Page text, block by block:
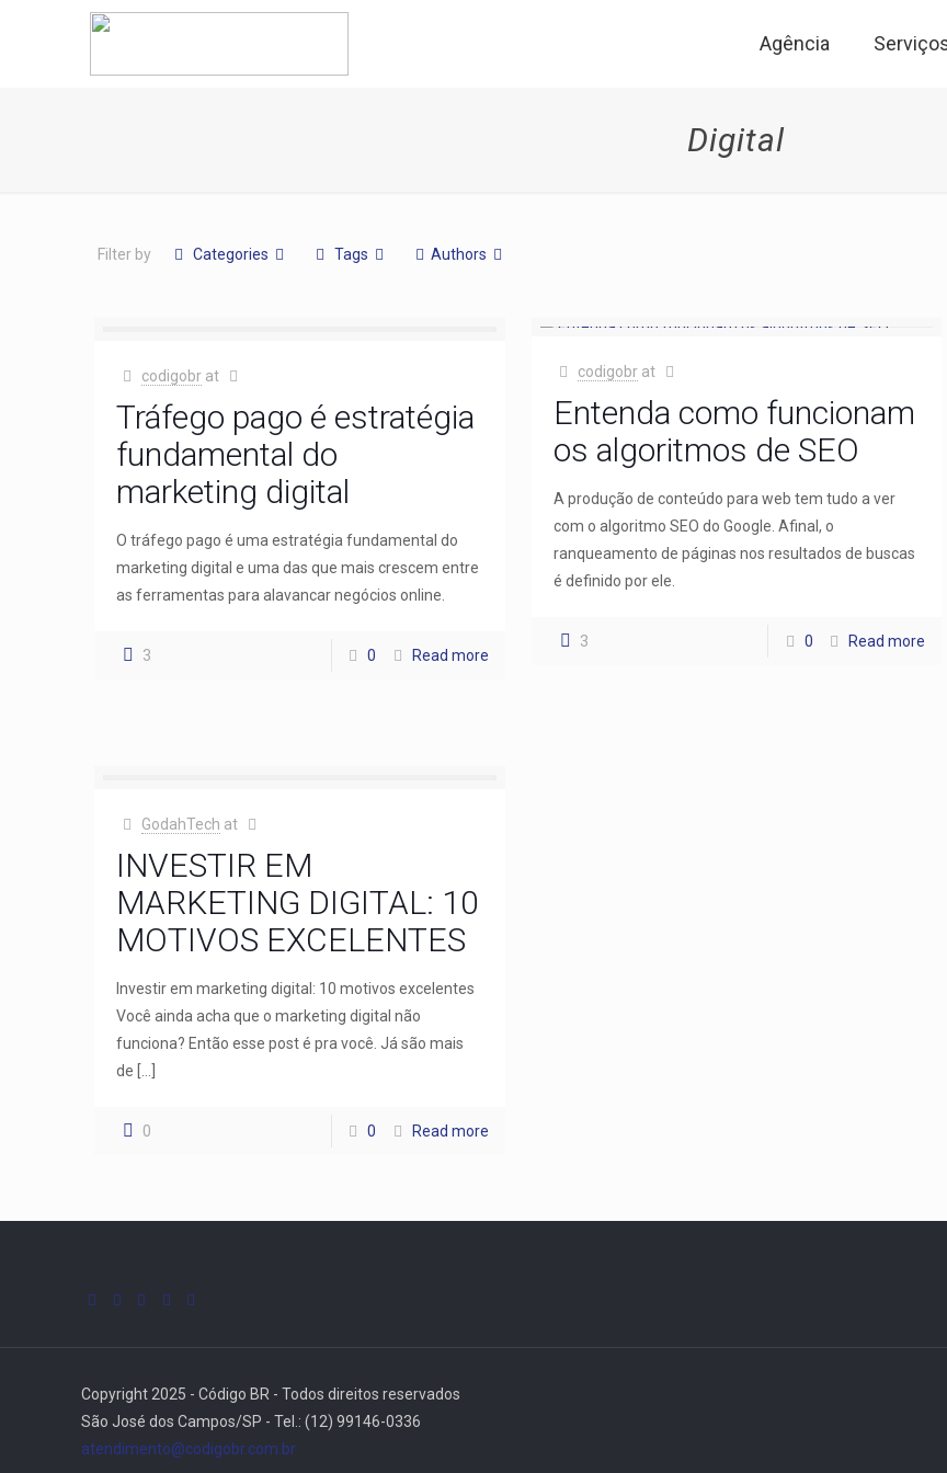
Agência
Digital
Filter by Categories Tags Authors
codigobr at
Tráfego pago é estratégia
fundamental do
marketing digital
O tráfego pago é uma estratégia fundamental do
marketing digital e uma das que mais crescem entre
as ferramentas para alavancar negócios online.
3 0 Read more
codigobr at
Entenda como funcionam
os algoritmos de SEO
A produção de conteúdo para web tem tudo a ver
com o algoritmo SEO do Google. Afinal, o
ranqueamento de páginas nos resultados de buscas
é definido por ele.
3 0 Read more
GodahTech at
INVESTIR EM
MARKETING DIGITAL: 10
MOTIVOS EXCELENTES
Investir em marketing digital: 10 motivos excelentes
Você ainda acha que o marketing digital não
funciona? Então esse post é pra você. Já são mais
de
0 0 Read more
Copyright 2025 - Código BR - Todos direitos reservados
São José dos Campos/SP - Tel.: (12) 99146-0336
atendimento@codigobr.com.br